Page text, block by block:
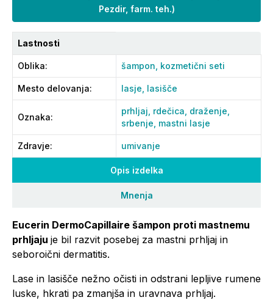
Opis izdelka
Mnenja
Eucerin DermoCapillaire šampon proti mastnemu
prhljaju je bil razvit posebej za mastni prhljaj in
seboroični dermatitis.
Lase in lasišče nežno očisti in odstrani lepljive rumene
luske, hkrati pa zmanjša in uravnava prhljaj.
Pezdir, farm. teh.)
Lastnosti
Oblika: šampon, kozmetični seti
Mesto delovanja: lasje, lasišče
Oznaka:
prhljaj, rdečica, draženje,
srbenje, mastni lasje
Zdravje: umivanje